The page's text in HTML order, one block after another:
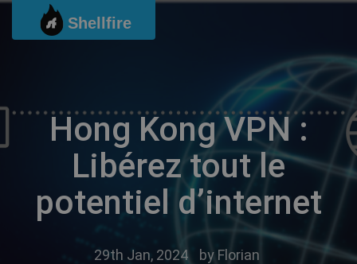
Shellfire
Passer
contenu
Hong Kong VPN :
Libérez tout le
potentiel d’internet
29th Jan, 2024 by Florian